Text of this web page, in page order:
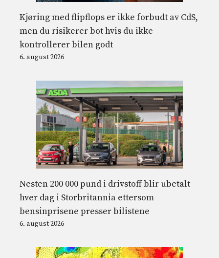
Kjøring med flipflops er ikke forbudt av CdS,
men du risikerer bot hvis du ikke
kontrollerer bilen godt
6. august 2026
Nesten 200 000 pund i drivstoff blir ubetalt
hver dag i Storbritannia ettersom
bensinprisene presser bilistene
6. august 2026